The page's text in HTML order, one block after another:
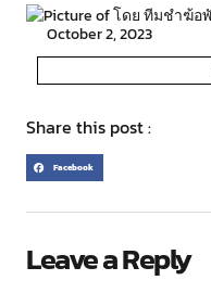
October 2, 2023
Share this post :
Facebook
Leave a Reply